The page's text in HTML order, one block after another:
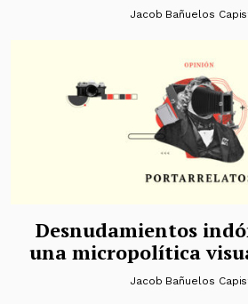
Jacob Bañuelos
Desnudamientos
una micropolítica
Jacob Bañuelos